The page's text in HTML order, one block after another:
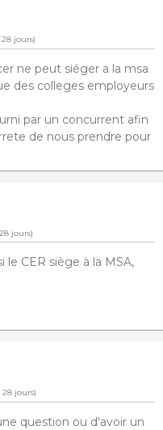
jours)
ne peut siéger a la msa
des colleges employeurs
par un concurrent afin
de nous prendre pour
jours)
le CER siège à la MSA,
jours)
question ou d'avoir un